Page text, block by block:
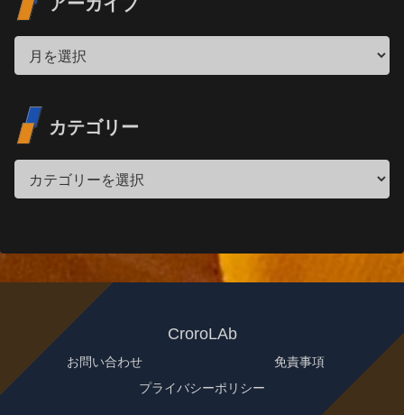
アーカイブ
カテゴリー
CroroLAb
お問い合わせ
免責事項
プライバシーポリシー